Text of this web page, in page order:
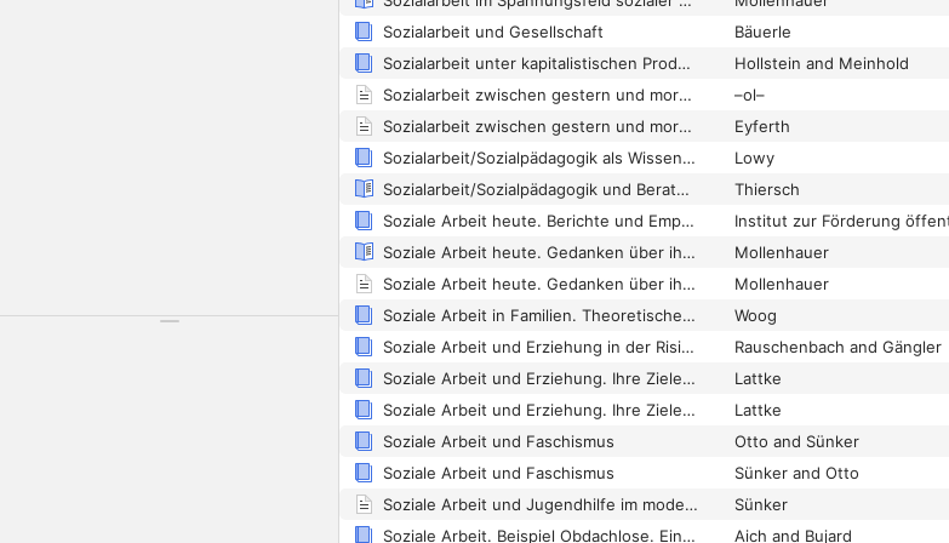
Sozialarbeit und Gesellschaft
Bäuerle
Sozialarbeit unter kapitalistischen Produktionsbedingungen
Hollstein and Meinhold
Sozialarbeit zwischen gestern und morgen (Gilde Soziale Arbeit 1959)
–ol–
Sozialarbeit zwischen gestern und morgen (Jahrestagung der Gilde 1959)
Eyferth
Sozialarbeit/Sozialpädagogik als Wissenschaft im angloamerikanischen und deutschsprachigen Raum. Stand und Entwicklung
Lowy
Sozialarbeit/Sozialpädagogik und Beratung
Thiersch
Soziale Arbeit heute. Berichte und Empfehlungen der Gilde Soziale Arbeit zur Fürsorge und Rentenreform
Soziale Arbeit heute. Gedanken über ihre sozialen und ideologischen Voraussetzungen
Mollenhauer
Soziale Arbeit heute. Gedanken über ihre sozialen und ideologischen Voraussetzungen
Mollenhauer
Soziale Arbeit in Familien. Theoretische und empirische Ansätze zur Entwicklung einer pädagogischen Handlungslehre
Woog
Soziale Arbeit und Erziehung in der Risikogesellschaft
Rauschenbach and Gängler
Soziale Arbeit und Erziehung. Ihre Ziele, Methoden und psychologischen Grundlagen
Lattke
Soziale Arbeit und Erziehung. Ihre Ziele, Methoden und psychologischen Grundlagen
Lattke
Soziale Arbeit und Faschismus
Otto and Sünker
Soziale Arbeit und Faschismus
Sünker and Otto
Soziale Arbeit und Jugendhilfe im modernen Wohlfahrtsstaat. Einführung in den Themenschwerpunkt
Sünker
Soziale Arbeit. Beispiel Obdachlose. Eine kritische Analyse
Aich and Bujard